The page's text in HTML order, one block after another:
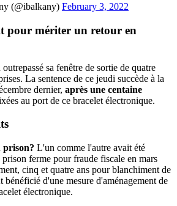
(@ibalkany) February 3, 2022
pour mériter un retour en
sa fenêtre de sortie de quatre
La sentence de ce jeudi succède à la
dernier, après une centaine
au port de ce bracelet électronique.
prison? L'un comme l'autre avait été
ferme pour fraude fiscale en mars
cinq et quatre ans pour blanchiment de
bénéficié d'une mesure d'aménagement de
électronique.